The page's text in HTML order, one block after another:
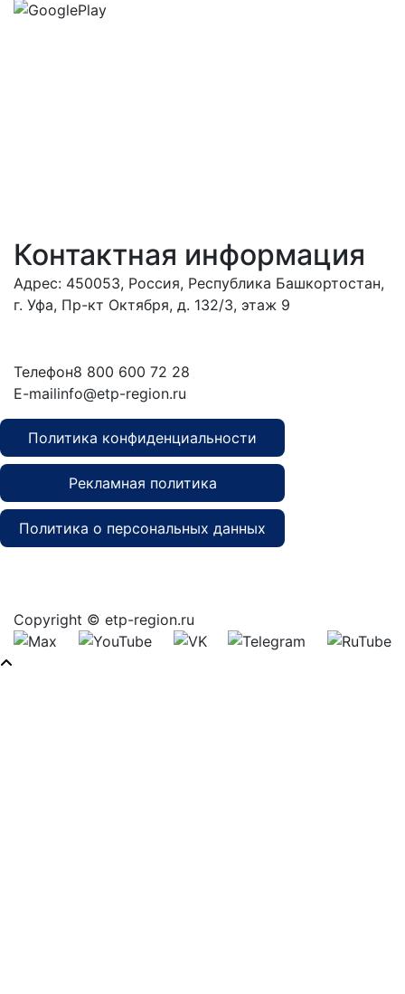
Контактная информация
Адрес: 450053, Россия, Республика Башкортостан,
г. Уфа, Пр-кт Октября, д. 132/3, этаж 9
Телефон8 800 600 72 28
E-mailinfo@etp-region.ru
Политика конфиденциальности
Рекламная политика
Политика о персональных данных
Copyright © etp-region.ru